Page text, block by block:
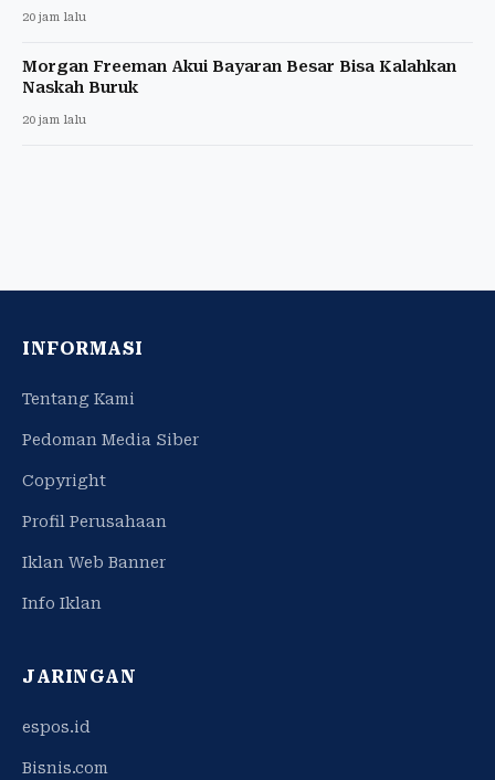
20 jam lalu
Morgan Freeman Akui Bayaran Besar Bisa Kalahkan
Naskah Buruk
20 jam lalu
INFORMASI
Tentang Kami
Pedoman Media Siber
Copyright
Profil Perusahaan
Iklan Web Banner
Info Iklan
JARINGAN
espos.id
Bisnis.com